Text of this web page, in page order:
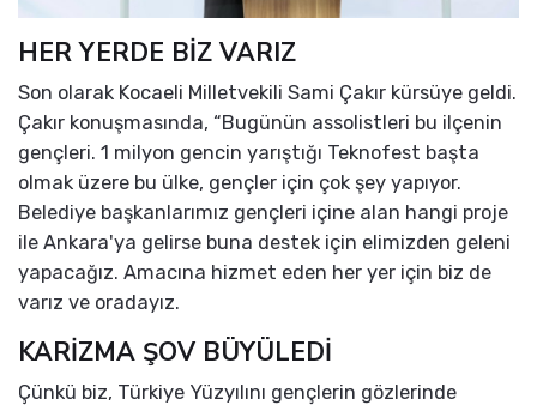
HER YERDE BİZ VARIZ
Son olarak Kocaeli Milletvekili Sami Çakır kürsüye geldi.
Çakır konuşmasında, “Bugünün assolistleri bu ilçenin
gençleri. 1 milyon gencin yarıştığı Teknofest başta
olmak üzere bu ülke, gençler için çok şey yapıyor.
Belediye başkanlarımız gençleri içine alan hangi proje
ile Ankara'ya gelirse buna destek için elimizden geleni
yapacağız. Amacına hizmet eden her yer için biz de
varız ve oradayız.
KARİZMA ŞOV BÜYÜLEDİ
Çünkü biz, Türkiye Yüzyılını gençlerin gözlerinde